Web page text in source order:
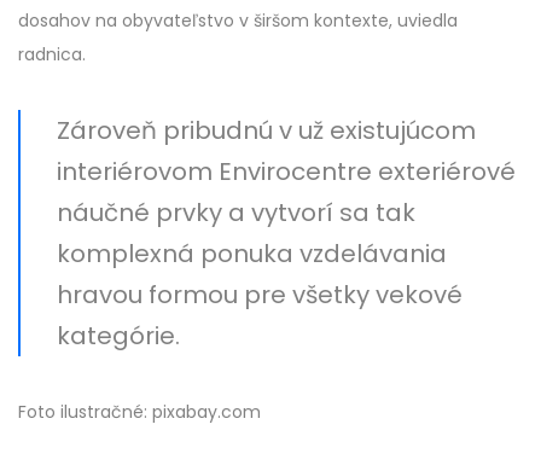
dosahov na obyvateľstvo v širšom kontexte, uviedla
radnica.
Zároveň pribudnú v už existujúcom
interiérovom Envirocentre exteriérové
náučné prvky a vytvorí sa tak
komplexná ponuka vzdelávania
hravou formou pre všetky vekové
kategórie.
Foto ilustračné: pixabay.com